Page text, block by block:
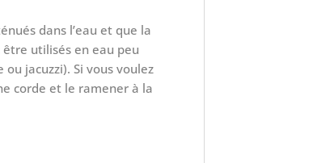
dans l’eau et que la
utilisés en eau peu
jacuzzi). Si vous voulez
corde et le ramener à la